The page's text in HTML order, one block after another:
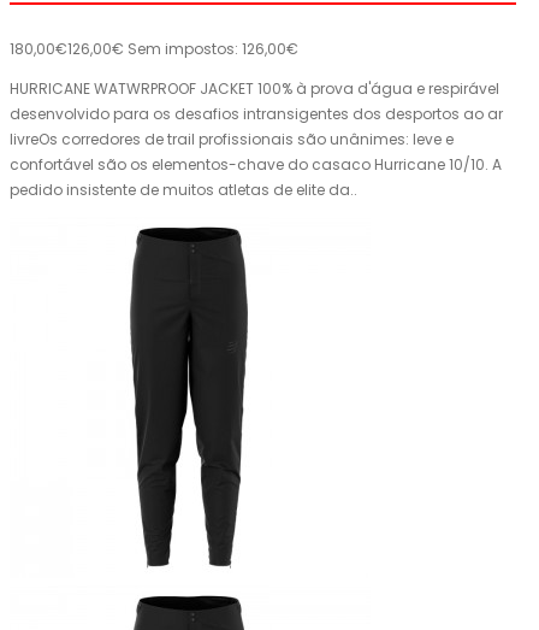
180,00€126,00€ Sem impostos: 126,00€
HURRICANE WATWRPROOF JACKET 100% à prova d'água e respirável
desenvolvido para os desafios intransigentes dos desportos ao ar
livreOs corredores de trail profissionais são unânimes: leve e
confortável são os elementos-chave do casaco Hurricane 10/10. A
pedido insistente de muitos atletas de elite da..